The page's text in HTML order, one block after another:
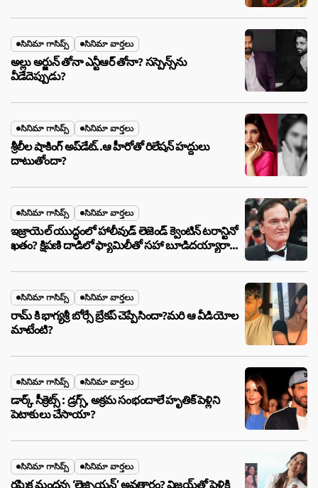
సినిమా గాసిప్స్ సినిమా వార్తలు
అల్లు అర్జున్ తోనా ఎన్టీఆర్ తోనా? సస్పెన్స్‌ను
వీడేదెప్పుడు?
సినిమా గాసిప్స్ సినిమా వార్తలు
శ్రీలీల షాకింగ్ అప్‌డేట్..ఆ హీరోతో రిలేషన్ హద్దులు
దాటుతోందా?
సినిమా గాసిప్స్ సినిమా వార్తలు
ఇజ్రాయెల్ యుద్ధంలో హాలీవుడ్ లెజెండ్ క్వెంటిన్ టరాన్టినో
ఖతం? క్షిపణి దాడిలో ఫ్యామిలీతో సహా బూడిదయ్యారా?
సినిమా గాసిప్స్ సినిమా వార్తలు
రామ్ కి భాగ్యశ్రీ బోర్సే బ్రేకప్ చెప్పేసిందా?మరి ఆ వీడియోల
మాటేంటి?
సినిమా గాసిప్స్ సినిమా వార్తలు
డార్క్ సీక్రెట్స్ : డ్రగ్స్, అక్రమ సంభందాలే హృతిక్ పెళ్లిని
పెటాకులు చేసాయా?
సినిమా గాసిప్స్ సినిమా వార్తలు
రష్మిక మందన్న ‘లెజ్బియన్’ అవతారం? విజయ్‌తో పెళ్లికి